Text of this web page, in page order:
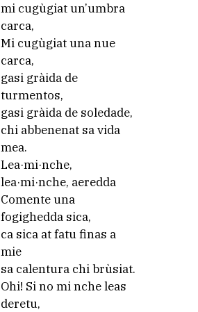
mi cugùgiat un’umbra
carca,
Mi cugùgiat una nue
carca,
gasi gràida de
turmentos,
gasi gràida de soledade,
chi abbenenat sa vida
mea.
Lea·mi·nche,
lea·mi·nche, aeredda
Comente una
fogighedda sica,
ca sica at fatu finas a
mie
sa calentura chi brùsiat.
Ohi! Si no mi nche leas
deretu,